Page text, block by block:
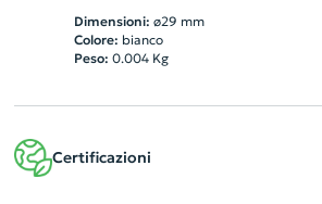
Dimensioni: ø29 mm
Colore: bianco
Peso: 0.004Kg
Certificazioni